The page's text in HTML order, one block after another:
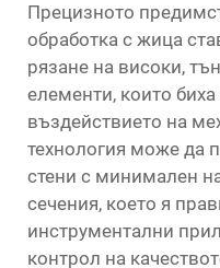
Прецизното
обработка с жица
рязане на високи,
елементи, които
въздействието на
технология може да
стени с минимален
сечения, което я
инструментални
контрол на